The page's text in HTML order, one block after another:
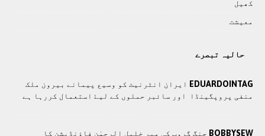
کھيل
معيشت
حالیہ تبصرے
EDUARDOINTAG ايران انٹرنيٹ کو وسيع پيمانے بيرون ملک
منفی پروپگينڈا اور سائبر حملوں کے ليۓ استعمال کررہا ہے
BOBBYSEW جنگ گروپ کی میر خلیل الرحمٰن فاؤنڈیشن کا